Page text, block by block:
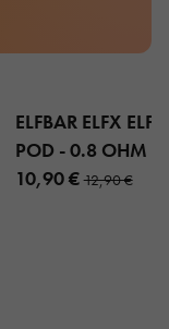
ELFBAR ELFX
POD - 0.8 OHM 3
10,90 €12,90 €